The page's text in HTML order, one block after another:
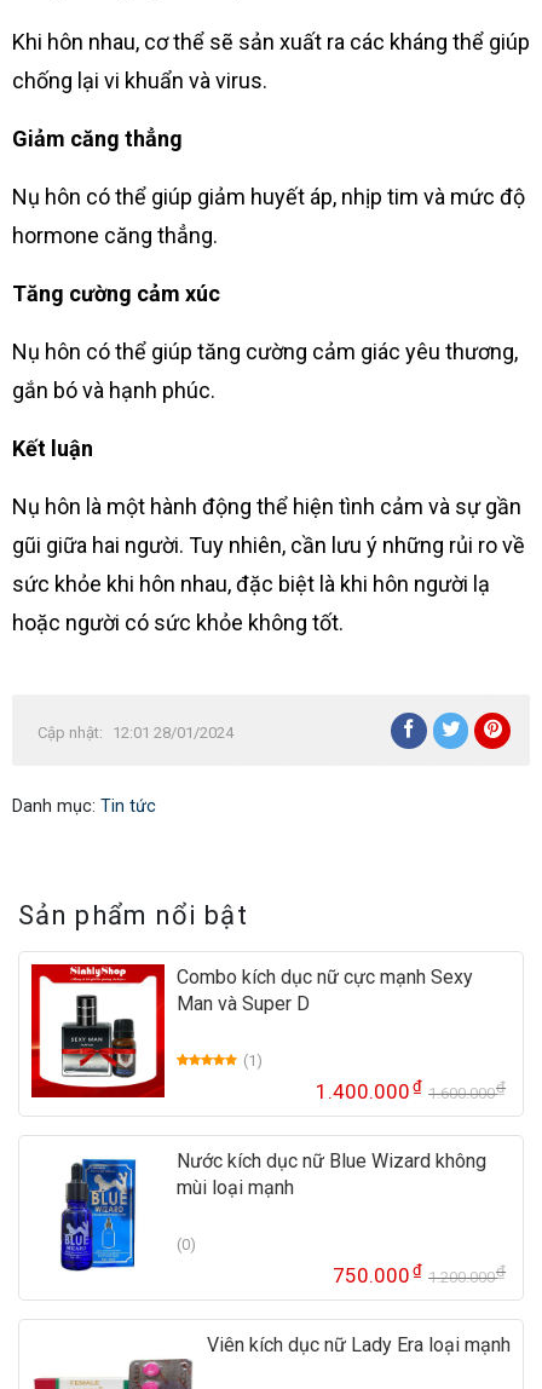
Khi hôn nhau, cơ thể sẽ sản xuất ra các kháng thể giúp
chống lại vi khuẩn và virus.
Giảm căng thẳng
Nụ hôn có thể giúp giảm huyết áp, nhịp tim và mức độ
hormone căng thẳng.
Tăng cường cảm xúc
Nụ hôn có thể giúp tăng cường cảm giác yêu thương,
gắn bó và hạnh phúc.
Kết luận
Nụ hôn là một hành động thể hiện tình cảm và sự gần
gũi giữa hai người. Tuy nhiên, cần lưu ý những rủi ro về
sức khỏe khi hôn nhau, đặc biệt là khi hôn người lạ
hoặc người có sức khỏe không tốt.
Cập nhật: 12:01 28/01/2024
Danh mục: Tin tức
Sản phẩm nổi bật
Combo kích dục nữ cực mạnh Sexy
Man và Super D
(1)
1.600.000₫
1.400.000₫
Nước kích dục nữ Blue Wizard không
mùi loại mạnh
(0)
1.200.000₫
là:
750.000₫
tại
Viên kích dục nữ Lady Era loại mạnh